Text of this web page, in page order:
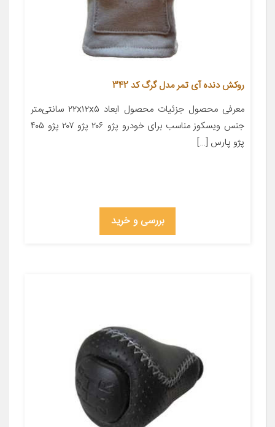
روکش دنده آی تمر مدل گرگ کد 342
معرفی محصول جزئیات محصول ابعاد ۲۲x۱۲x۵ سانتی‌متر
جنس ویسکوز مناسب برای خودرو پژو ۲۰۶ پژو ۲۰۷ پژو ۴۰۵
پژو پارس […]
بررسی و خرید